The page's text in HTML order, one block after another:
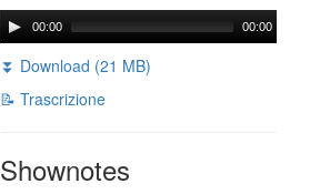
00:00 00:00
⏬ Download (21 MB)
📝 Trascrizione
Shownotes